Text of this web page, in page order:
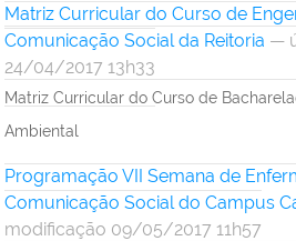
Matriz Curricular do Curso de
Comunicação Social da Reitoria —
24/04/2017 13h33
Matriz Curricular do Curso de
Ambiental
Programação VII Semana de
Comunicação Social do Campus
modificação 09/05/2017 11h57